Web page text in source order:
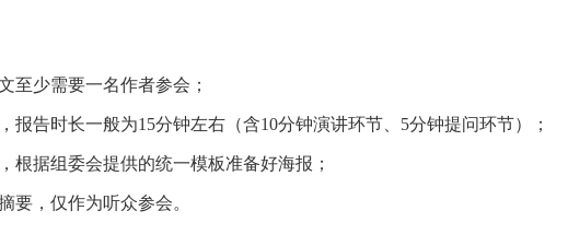
至少需要一名作者参会；
报告时长一般为15分钟左右（含10分钟演讲环节、5分钟提问环节）；
根据组委会提供的统一模板准备好海报；
要，仅作为听众参会。